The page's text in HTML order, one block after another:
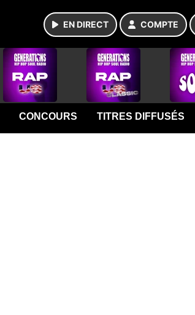
EN DIRECT COMPTE
CONCOURS TITRES DIFFUSÉS